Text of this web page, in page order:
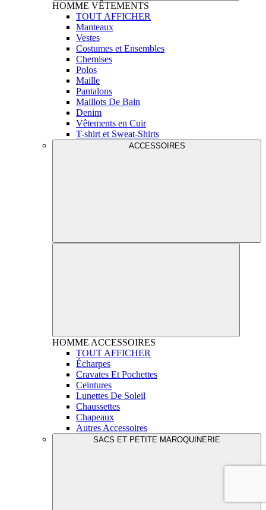
HOMME VÊTEMENTS
TOUT AFFICHER
Manteaux
Vestes
Costumes et Ensembles
Chemises
Polos
Maille
Pantalons
Maillots De Bain
Denim
Vêtements en Cuir
T-shirt et Sweat-Shirts
ACCESSOIRES
HOMME ACCESSOIRES
TOUT AFFICHER
Écharpes
Cravates Et Pochettes
Ceintures
Lunettes De Soleil
Chaussettes
Chapeaux
Autres Accessoires
SACS ET PETITE MAROQUINERIE